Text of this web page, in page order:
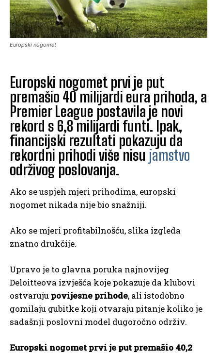
Europski nogomet
Europski nogomet prvi je put
premašio 40 milijardi eura prihoda, a
Premier League postavila je novi
rekord s 6,8 milijardi funti. Ipak,
financijski rezultati pokazuju da
rekordni prihodi više nisu jamstvo
održivog poslovanja.
Ako se uspjeh mjeri prihodima, europski
nogomet nikada nije bio snažniji.
Ako se mjeri profitabilnošću, slika izgleda
znatno drukčije.
Upravo je to glavna poruka najnovijeg
Deloitteova izvješća koje pokazuje da klubovi
ostvaruju povijesne prihode, ali istodobno
gomilaju gubitke koji otvaraju pitanje koliko je
sadašnji poslovni model dugoročno održiv.
Europski nogomet prvi je put premašio 40,2